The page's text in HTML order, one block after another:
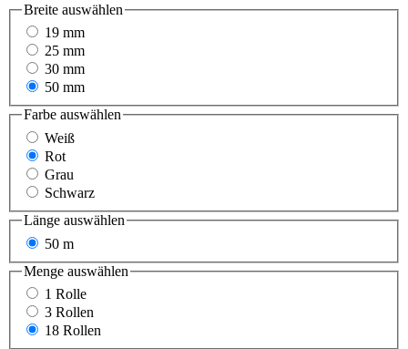
Breite auswählen
19 mm
25 mm
30 mm
50 mm
Farbe auswählen
Weiß
Rot
Grau
Schwarz
Länge auswählen
50 m
Menge auswählen
1 Rolle
3 Rollen
18 Rollen